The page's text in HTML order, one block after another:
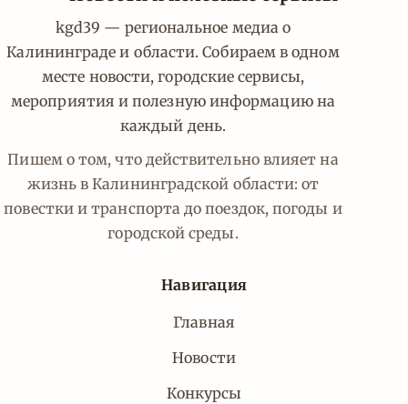
kgd39 — региональное медиа о
Калининграде и области. Собираем в одном
месте новости, городские сервисы,
мероприятия и полезную информацию на
каждый день.
Пишем о том, что действительно влияет на
жизнь в Калининградской области: от
повестки и транспорта до поездок, погоды и
городской среды.
Навигация
Главная
Новости
Конкурсы